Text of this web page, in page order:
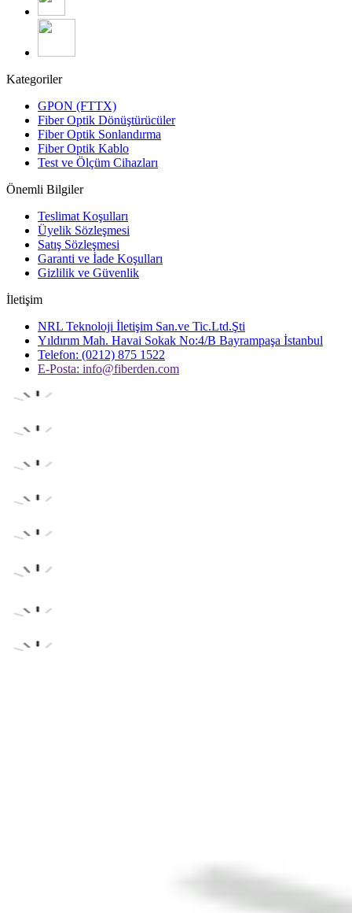
Kategoriler
GPON (FTTX)
Fiber Optik Dönüştürücüler
Fiber Optik Sonlandırma
Fiber Optik Kablo
Test ve Ölçüm Cihazları
Önemli Bilgiler
Teslimat Koşulları
Üyelik Sözleşmesi
Satış Sözleşmesi
Garanti ve İade Koşulları
Gizlilik ve Güvenlik
İletişim
NRL Teknoloji İletişim San.ve Tic.Ltd.Şti
Yıldırım Mah. Havai Sokak No:4/B Bayrampaşa İstanbul
Telefon: (0212) 875 1522
E-Posta: info@fiberden.com